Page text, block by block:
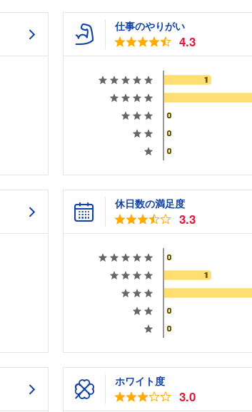
仕事のやりがい
4.3
休日数の満足度
3.3
ホワイト度
3.0